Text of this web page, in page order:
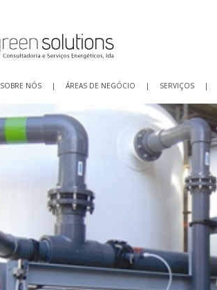
SOBRE NÓS | ÁREAS DE NEGÓCIO | SERVIÇOS |